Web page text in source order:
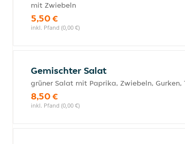
mit Zwiebeln
5,50 €
inkl. Pfand (0,00 €)
Gemischter Salat
grüner Salat mit Paprika, Zwiebeln, Gurken,
8,50 €
inkl. Pfand (0,00 €)